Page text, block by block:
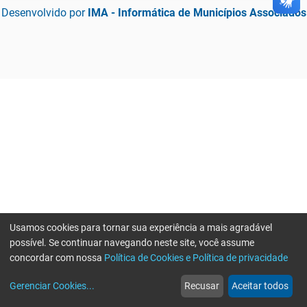
Desenvolvido por IMA - Informática de Municípios Associados
web
Notícias
more_horiz
Mais
Usamos cookies para tornar sua experiência a mais agradável
possível. Se continuar navegando neste site, você assume
concordar com nossa Política de Cookies e Política de privacidade
Gerenciar Cookies... Recusar Aceitar todos
Erro ao enviar informações, por favor tente novamente